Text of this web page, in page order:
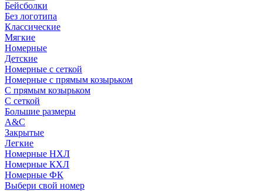
Бейсболки
Без логотипа
Классические
Мягкие
Номерные
Детские
Номерные с сеткой
Номерные с прямым козырьком
С прямым козырьком
С сеткой
Большие размеры
A&C
Закрытые
Легкие
Номерные НХЛ
Номерные КХЛ
Номерные ФК
Выбери свой номер